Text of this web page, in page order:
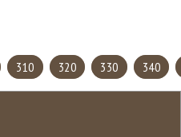
310 320 330 340